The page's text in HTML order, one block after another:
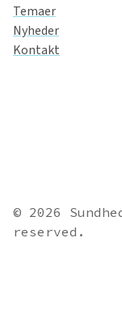
Temaer
Nyheder
Kontakt
© 2026
reserved.